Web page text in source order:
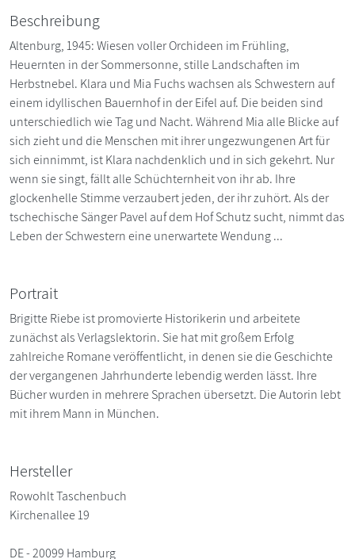
Beschreibung
Altenburg, 1945: Wiesen voller Orchideen im Frühling,
Heuernten in der Sommersonne, stille Landschaften im
Herbstnebel. Klara und Mia Fuchs wachsen als Schwestern auf
einem idyllischen Bauernhof in der Eifel auf. Die beiden sind
unterschiedlich wie Tag und Nacht. Während Mia alle Blicke auf
sich zieht und die Menschen mit ihrer ungezwungenen Art für
sich einnimmt, ist Klara nachdenklich und in sich gekehrt. Nur
wenn sie singt, fällt alle Schüchternheit von ihr ab. Ihre
glockenhelle Stimme verzaubert jeden, der ihr zuhört. Als der
tschechische Sänger Pavel auf dem Hof Schutz sucht, nimmt das
Leben der Schwestern eine unerwartete Wendung ...
Portrait
Brigitte Riebe ist promovierte Historikerin und arbeitete
zunächst als Verlagslektorin. Sie hat mit großem Erfolg
zahlreiche Romane veröffentlicht, in denen sie die Geschichte
der vergangenen Jahrhunderte lebendig werden lässt. Ihre
Bücher wurden in mehrere Sprachen übersetzt. Die Autorin lebt
mit ihrem Mann in München.
Hersteller
Rowohlt Taschenbuch
Kirchenallee 19
DE - 20099 Hamburg